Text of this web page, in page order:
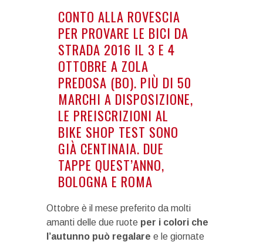
CONTO ALLA ROVESCIA
PER PROVARE LE BICI DA
STRADA 2016 IL 3 E 4
OTTOBRE A ZOLA
PREDOSA (BO). PIÙ DI 50
MARCHI A DISPOSIZIONE,
LE PREISCRIZIONI AL
BIKE SHOP TEST SONO
GIÀ CENTINAIA. DUE
TAPPE QUEST’ANNO,
BOLOGNA E ROMA
Ottobre è il mese preferito da molti
amanti delle due ruote per i colori che
l’autunno può regalare e le giornate